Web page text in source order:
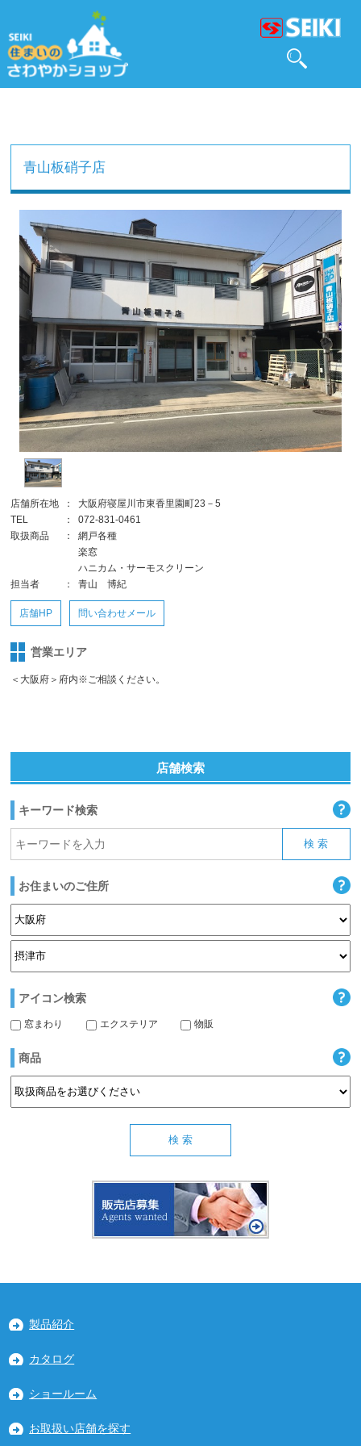
青山板硝子店
店舗所在地 ：
大阪府寝屋川市東香里園町23－5
TEL
：
072-831-0461
取扱商品
：
網戸各種
楽窓
ハニカム・サーモスクリーン
担当者
： 青山 博紀
店舗HP 問い合わせメール
営業エリア
＜大阪府＞府内※ご相談ください。
店舗検索
キーワード検索
お住まいのご住所
アイコン検索
窓まわり エクステリア 物販
商品
製品紹介
カタログ
ショールーム
お取扱い店舗を探す